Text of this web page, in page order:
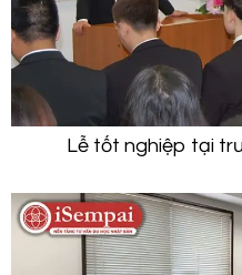
Lễ tốt nghiệp tại